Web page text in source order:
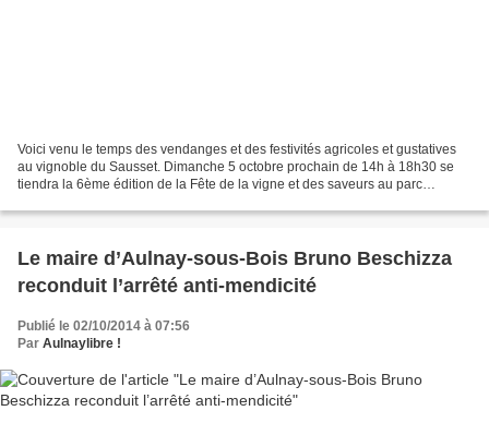
Voici venu le temps des vendanges et des festivités agricoles et gustatives
au vignoble du Sausset. Dimanche 5 octobre prochain de 14h à 18h30 se
tiendra la 6ème édition de la Fête de la vigne et des saveurs au parc
Le maire d’Aulnay-sous-Bois Bruno Beschizza
reconduit l’arrêté anti-mendicité
Publié le 02/10/2014 à 07:56
Par Aulnaylibre !